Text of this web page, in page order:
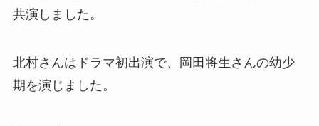
共演しました。
北村さんはドラマ初出演で、岡田将生さんの幼少
期を演じました。